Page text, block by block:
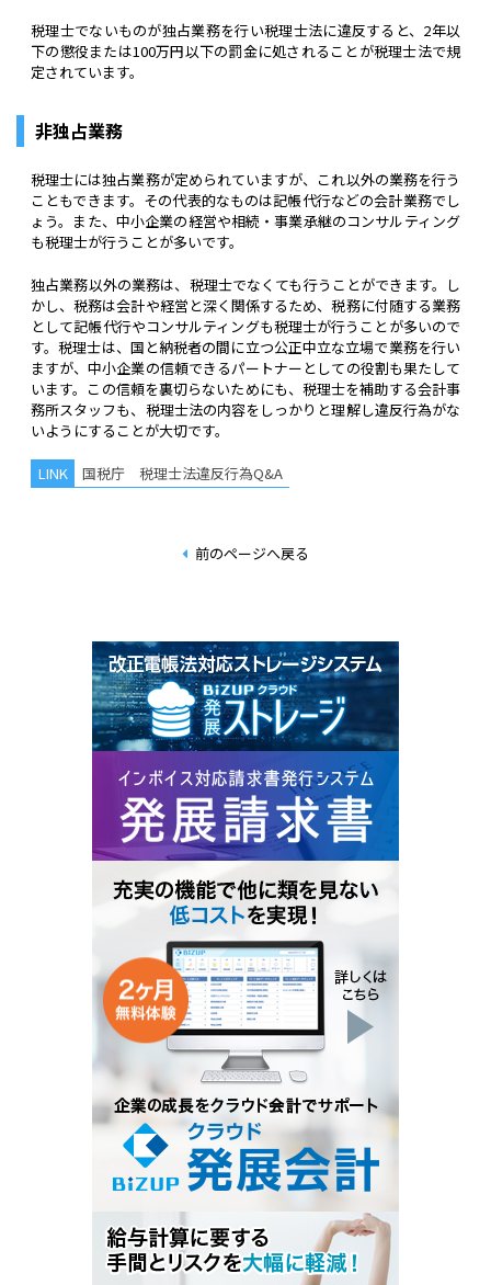
税理士でないものが独占業務を行い税理士法に違反すると、2年以
下の懲役または100万円以下の罰金に処されることが税理士法で規
定されています。
非独占業務
税理士には独占業務が定められていますが、これ以外の業務を行う
こともできます。その代表的なものは記帳代行などの会計業務でし
ょう。また、中小企業の経営や相続・事業承継のコンサルティング
も税理士が行うことが多いです。
独占業務以外の業務は、税理士でなくても行うことができます。し
かし、税務は会計や経営と深く関係するため、税務に付随する業務
として記帳代行やコンサルティングも税理士が行うことが多いので
す。税理士は、国と納税者の間に立つ公正中立な立場で業務を行い
ますが、中小企業の信頼できるパートナーとしての役割も果たして
います。この信頼を裏切らないためにも、税理士を補助する会計事
務所スタッフも、税理士法の内容をしっかりと理解し違反行為がな
いようにすることが大切です。
国税庁 税理士法違反行為Q&A
前のページへ戻る